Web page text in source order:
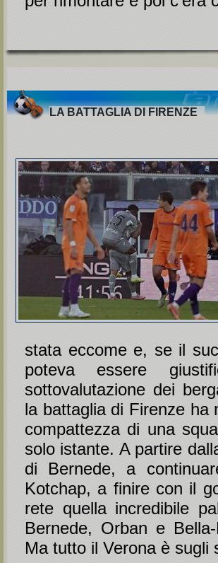
LA BATTAGLIA DI FIRENZE
stata eccome e, se il
poteva essere
sottovalutazione dei
la battaglia di Firenze ha
compattezza di una
solo istante. A partire
di Bernede, a
Kotchap, a finire con il
rete quella incredibile
Bernede, Orban e
Ma tutto il Verona è sugli